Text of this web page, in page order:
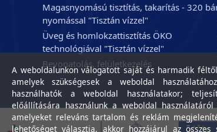
Magasnyomású tisztítás, takarítás - 320
nyomással "Tisztán vízzel"
Üveg és homlokzattisztítás ÖKO
technológiával "Tisztán vízzel"
Bevonatolás, felületkezelés
A weboldalunkon válogatott saját és harmadik
amelyek szükségesek a weboldal
használhatók a weboldal használatakor;
előállítására használunk a weboldal
amelyeket releváns tartalom és reklám
lehetőséget választja, akkor hozzájárul az